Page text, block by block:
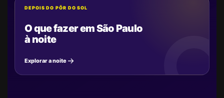
DEPOIS DO PÔR DO SOL
O que fazer em São Paulo
à noite
Explorar a noite